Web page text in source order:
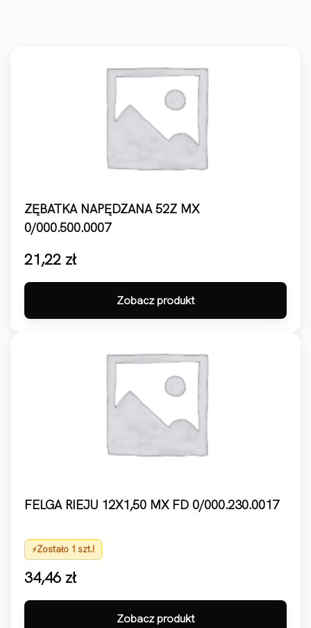
ZĘBATKA NAPĘDZANA 52Z MX
0/000.500.0007
21,22 zł
Zobacz produkt
FELGA RIEJU 12X1,50 MX FD 0/000.230.0017
Zostało 1 szt.!
34,46 zł
Zobacz produkt